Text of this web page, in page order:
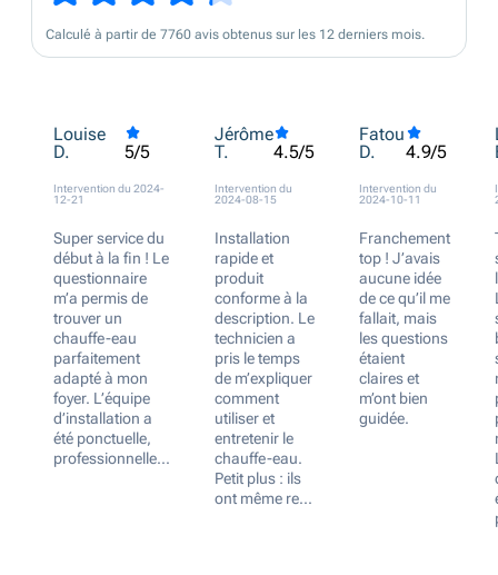
Calculé à partir de 7760 avis obtenus sur les 12 derniers mois.
Louise
D.
5/5
Intervention du 2024-
12-21
Super service du
début à la fin ! Le
questionnaire
m’a permis de
trouver un
chauffe-eau
parfaitement
adapté à mon
foyer. L’équipe
d’installation a
été ponctuelle,
professionnelle...
Jérôme
T.
4.5/5
Intervention du
2024-08-15
Installation
rapide et
produit
conforme à la
description. Le
technicien a
pris le temps
de m’expliquer
comment
utiliser et
entretenir le
chauffe-eau.
Petit plus : ils
ont même re...
Fatou
D.
4.9/5
Intervention du
2024-10-11
Franchement
top ! J’avais
aucune idée
de ce qu’il me
fallait, mais
les questions
étaient
claires et
m’ont bien
guidée.